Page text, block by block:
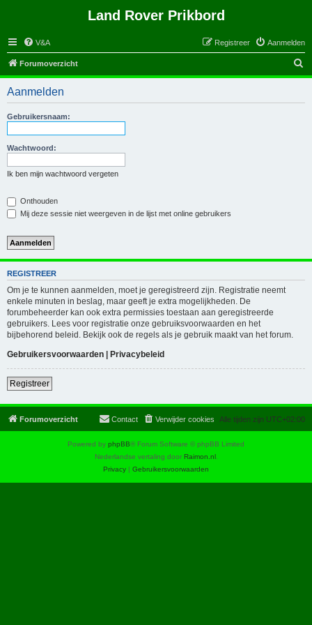
Land Rover Prikbord
V&A Aanmelden
Registreer
Forumoverzicht
o
Aanmelden
Gebruikersnaam:
Wachtwoord:
Ik ben mijn wachtwoord vergeten
Onthouden
Mij deze sessie niet weergeven in de lijst met online gebruikers
REGISTREER
Om je te kunnen aanmelden, moet je geregistreerd zijn. Registratie neemt
enkele minuten in beslag, maar geeft je extra mogelijkheden. De
forumbeheerder kan ook extra permissies toestaan aan geregistreerde
gebruikers. Lees voor registratie onze gebruiksvoorwaarden en het
bijbehorend beleid. Bekijk ook de regels als je gebruik maakt van het forum.
Gebruikersvoorwaarden | Privacybeleid
Registreer
Forumoverzicht Alle tijden zijn UTC+02:00
Verwijder cookies
Contact
Powered by phpBB® Forum Software © phpBB Limited
Nederlandse vertaling door Raimon.nl.
Privacy | Gebruikersvoorwaarden